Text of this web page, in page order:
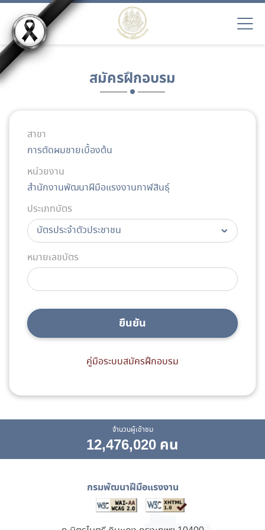
สมัครฝึกอบรม
สาขา
การตัดผมชายเบื้องต้น
หน่วยงาน
สำนักงานพัฒนาฝีมือแรงงานกาฬสินธุ์
ประเภทบัตร
หมายเลขบัตร
ยืนยัน
คู่มือระบบสมัครฝึกอบรม
จำนวนผู้เข้าชม
12,476,020 คน
กรมพัฒนาฝีมือแรงงาน